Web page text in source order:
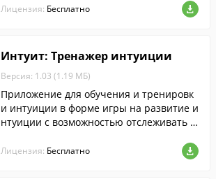
чений.
Лицензия: Бесплатно
Интуит: Тренажер интуиции
Версия: 1.03 (1.19 МБ)
Приложение для обучения и тренировк
и интуиции в форме игры на развитие и
нтуиции с возможностью отслеживать с
Лицензия: Бесплатно